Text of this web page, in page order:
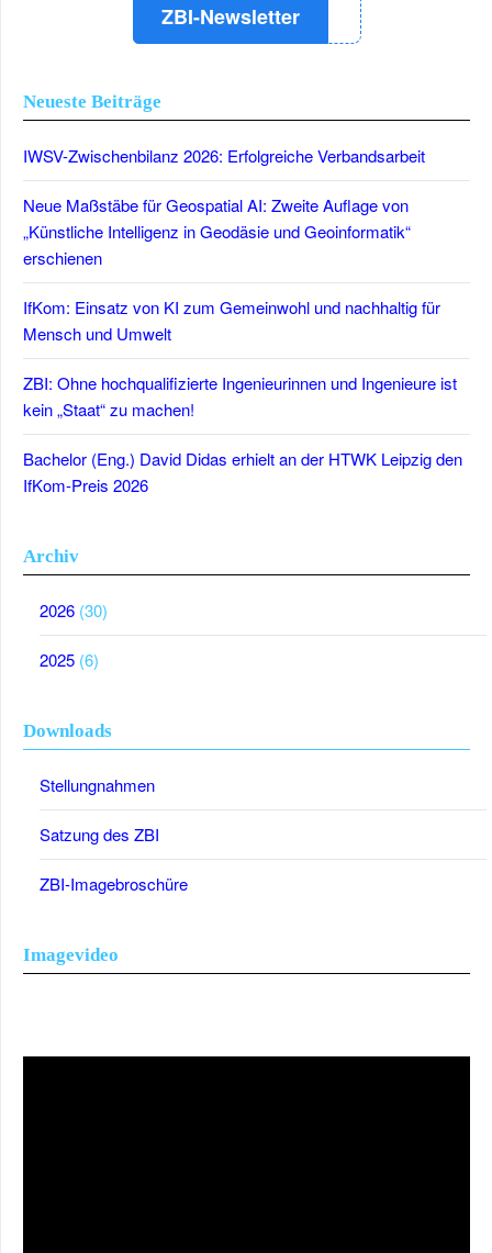
ZBI-Newsletter
Neueste Beiträge
IWSV-Zwischenbilanz 2026: Erfolgreiche Verbandsarbeit
Neue Maßstäbe für Geospatial AI: Zweite Auflage von
„Künstliche Intelligenz in Geodäsie und Geoinformatik“
erschienen
IfKom: Einsatz von KI zum Gemeinwohl und nachhaltig für
Mensch und Umwelt
ZBI: Ohne hochqualifizierte Ingenieurinnen und Ingenieure ist
kein „Staat“ zu machen!
Bachelor (Eng.) David Didas erhielt an der HTWK Leipzig den
IfKom-Preis 2026
Archiv
2026 (30)
2025 (6)
Downloads
Stellungnahmen
Satzung des ZBI
ZBI-Imagebroschüre
Imagevideo